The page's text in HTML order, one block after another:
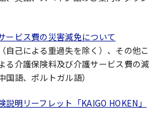
ービス費の災害減免について
自己による重過失を除く）、その他こ
る介護保険料及び介護サービス費の減
語、ポルトガル語）
明リーフレット「KAIGO HOKEN」